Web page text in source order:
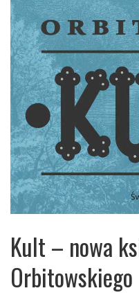
Kult – nowa
Orbitowskiego